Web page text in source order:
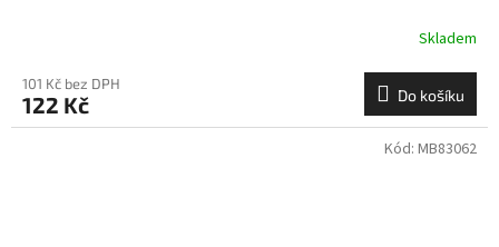
Skladem
101 Kč bez DPH
122 Kč Do košíku
Kód: MB83062